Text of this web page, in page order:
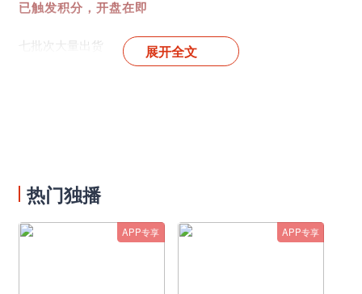
已触发积分，开盘在即
七批次大量出货
一、青浦新城自身的产业能级与宜居属性
和其它五大新城相比，青浦新城是跳出了上海，被放置在了
长三角一体化的焦点位置
展开全文
热门独播
APP专享 APP专享